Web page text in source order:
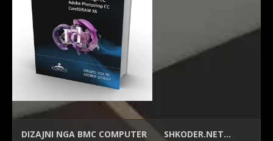
DIZAJNI NGA BMC COMPUTER SHKODER.NET…